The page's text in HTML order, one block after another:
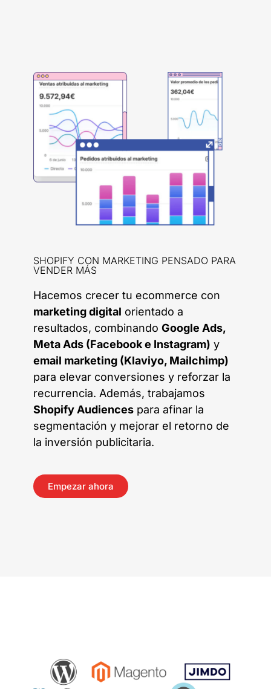
SHOPIFY CON MARKETING PENSADO PARA
VENDER MÁS
Hacemos crecer tu ecommerce con
marketing digital orientado a
resultados, combinando Google Ads,
Meta Ads (Facebook e Instagram) y
email marketing (Klaviyo, Mailchimp)
para elevar conversiones y reforzar la
recurrencia. Además, trabajamos
Shopify Audiences para afinar la
segmentación y mejorar el retorno de
la inversión publicitaria.
Empezar ahora